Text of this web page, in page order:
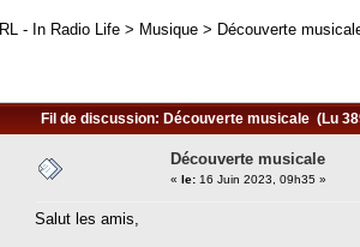
IRL - In Radio Life > Musique > Découverte
Fil de discussion: Découverte musicale (Lu
Découverte musicale
« le: 16 Juin 2023, 09h35 »
Salut les amis,